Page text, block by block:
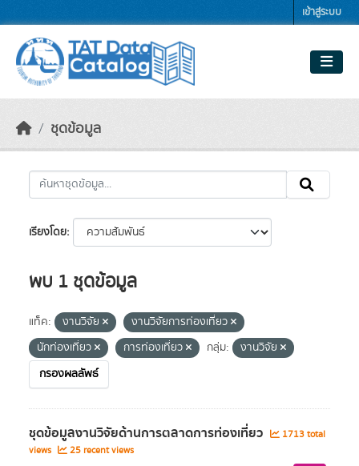
เข้าสู่ระบบ
ชุดข้อมูล
เรียงโดย
พบ 1 ชุดข้อมูล
แท็ค: งานวิจัย
งานวิจัยการท่องเที่ยว
นักท่องเที่ยว
การท่องเที่ยว กลุ่ม:
งานวิจัย
กรองผลลัพธ์
ชุดข้อมูลงานวิจัยด้านการตลาดการท่องเที่ยว
1713 total
views
25 recent views